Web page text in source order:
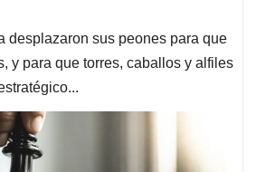
desplazaron sus peones para que
y para que torres, caballos y alfiles